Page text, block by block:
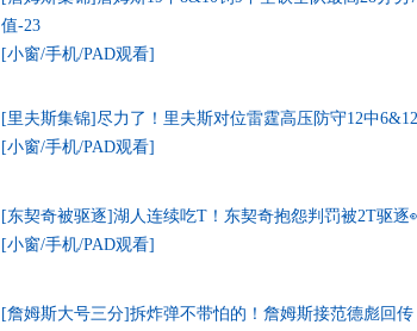
值-23
[小窗/手机/PAD观看]
[里夫斯集锦]尽力了！里夫斯对位雷霆高压防守12中
[小窗/手机/PAD观看]
[东契奇被驱逐]湖人连续吃T！东契奇抱怨判罚被2T驱逐
[小窗/手机/PAD观看]
[詹姆斯大号三分]拆炸弹不带怕的！詹姆斯接范德彪回传